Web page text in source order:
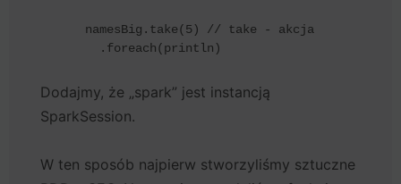
      .foreach(println)
Dodajmy, że „spark” jest instancją
SparkSession.
W ten sposób najpierw stworzyliśmy sztuczne